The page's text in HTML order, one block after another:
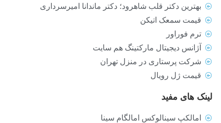
بهترین دکتر قلب شاهرود؛ دکتر ماندانا امیرسرداری
قیمت سمعک اتیکن
ترم فوراور
آژانس دیجیتال مارکتینگ هم سایت
شرکت پرستاری در منزل تهران
قیمت ژل رویال
لینک های مفید
امالکپ سینالوکس امالگام سینا